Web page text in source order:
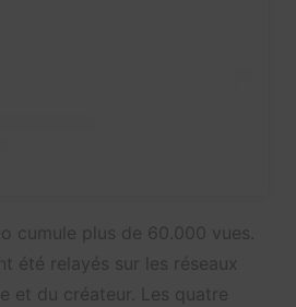
cumule plus de 60.000 vues.
été relayés sur les réseaux
et du créateur. Les quatre